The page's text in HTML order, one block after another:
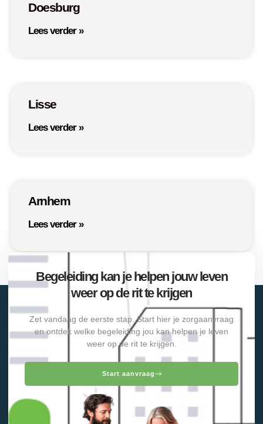
Doesburg
Lees verder »
Lisse
Lees verder »
Arnhem
Lees verder »
Begeleiding kan je helpen jouw leven
weer op de rit te krijgen
Zet vandaag de eerste stap. Start hier je zorgaanvraag
en ontdek welke begeleiding jou kan helpen je leven
weer op de rit te krijgen.
Start aanvraag